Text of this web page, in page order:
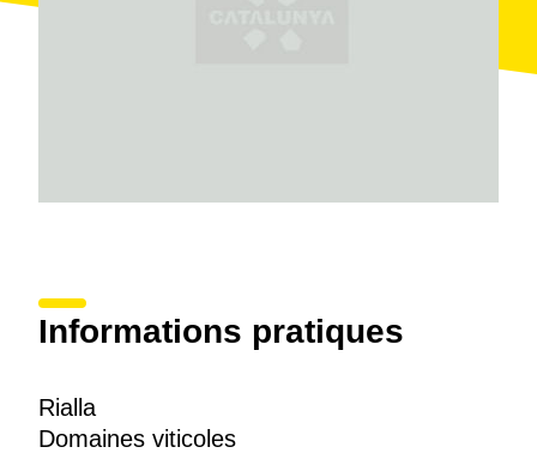
Informations pratiques
Rialla
Domaines viticoles